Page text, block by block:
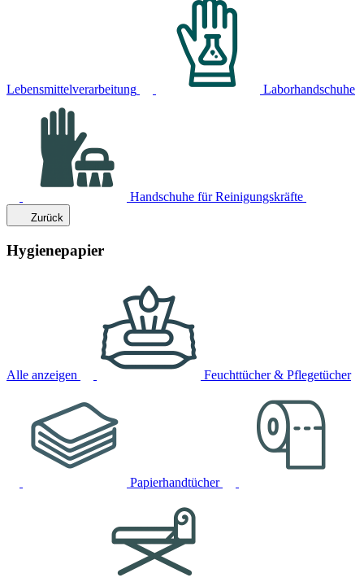
Lebensmittelverarbeitung Laborhandschuhe
Handschuhe für Reinigungskräfte
Zurück
Hygienepapier
Alle anzeigen Feuchttücher & Pflegetücher
Papierhandtücher